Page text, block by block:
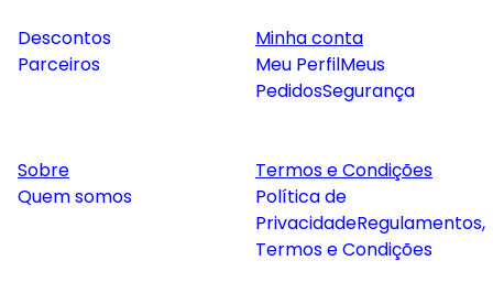
Descontos
Parceiros
Minha conta
Meu PerfilMeus
PedidosSegurança
Sobre
Quem somos
Termos e Condições
Política de
PrivacidadeRegulamentos,
Termos e Condições